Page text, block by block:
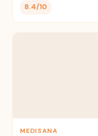
8.4/10
MEDISANA